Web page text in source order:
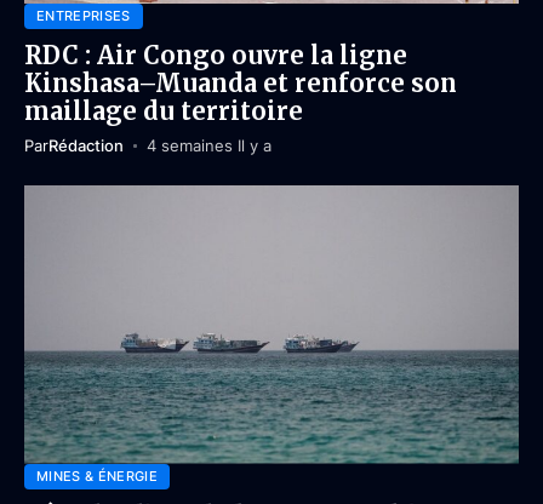
ENTREPRISES
RDC : Air Congo ouvre la ligne
Kinshasa–Muanda et renforce son
maillage du territoire
ParRédaction 4 semaines Il y a
MINES & ÉNERGIE